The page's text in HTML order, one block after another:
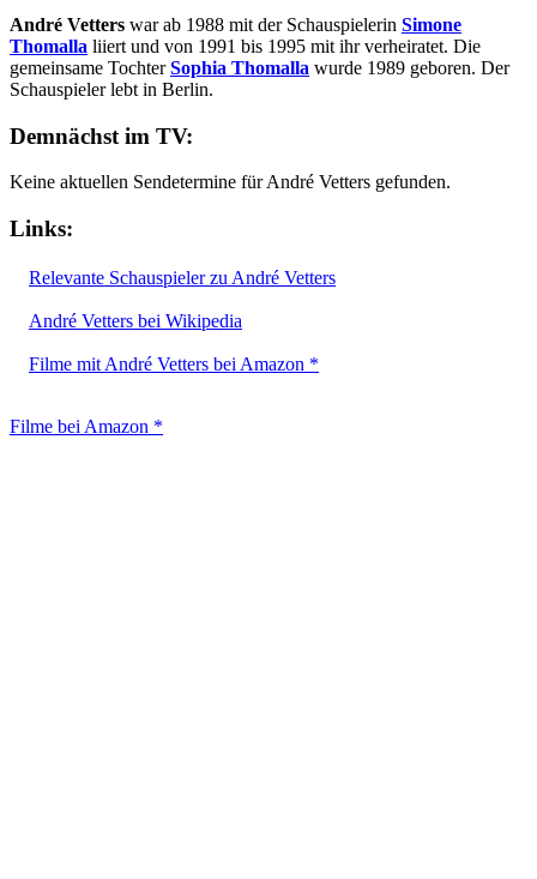
André Vetters war ab 1988 mit der Schauspielerin Simone
Thomalla liiert und von 1991 bis 1995 mit ihr verheiratet. Die
gemeinsame TochterSophia Thomalla wurde 1989 geboren. Der
Schauspieler lebt in Berlin.
Demnächst im TV:
Keine aktuellen Sendetermine für André Vetters gefunden.
Links:
Relevante Schauspieler zu André Vetters
André Vetters bei Wikipedia
Filme mit André Vetters bei Amazon *
Filme bei Amazon *